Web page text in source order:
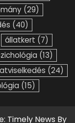
(29)
(40)
állatkert (7)
(13)
(24)
(15)
Timely News By